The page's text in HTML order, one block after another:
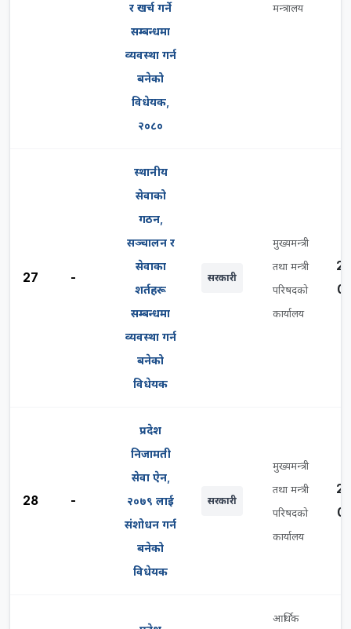
र खर्च गर्ने
सम्बन्धमा
व्यवस्था गर्न
बनेको
विधेयक,
२०८०
मन्त्रालय
27 -
स्थानीय
सेवाको
गठन,
सञ्चालन र
सेवाका
शर्तहरू
सम्बन्धमा
व्यवस्था गर्न
बनेको
विधेयक
सरकारी
मुख्यमन्त्री
तथा मन्त्री
परिषदको
कार्यालय
28 -
प्रदेश
निजामती
सेवा ऐन,
२०७९ लाई
संशोधन गर्न
बनेको
विधेयक
सरकारी
मुख्यमन्त्री
तथा मन्त्री
परिषदको
कार्यालय
आर्थिक